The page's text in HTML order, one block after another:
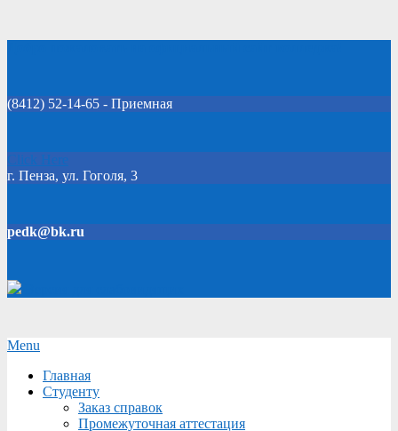
(8412) 52-14-65 - Приемная
Click Here
г. Пенза, ул. Гоголя, 3
pedk@bk.ru
Secondary
Menu
Menu
Главная
Студенту
Заказ справок
Промежуточная аттестация